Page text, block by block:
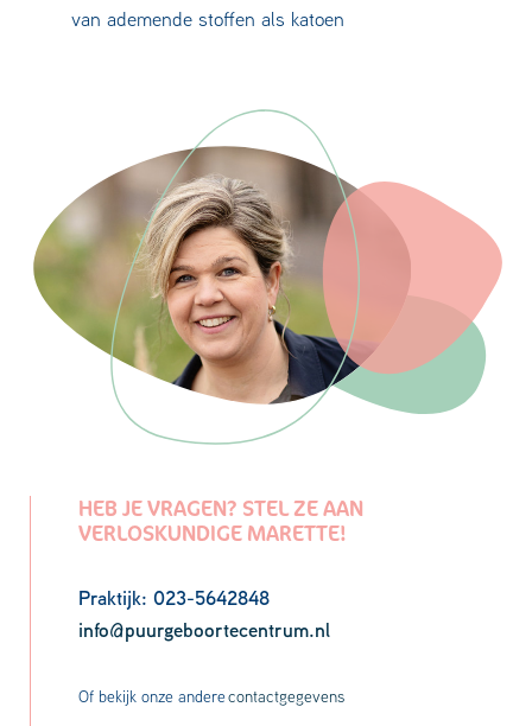
van ademende stoffen als katoen
HEB JE VRAGEN? STEL ZE AAN
VERLOSKUNDIGE MARETTE!
Praktijk: 023-5642848
info@puurgeboortecentrum.nl
Of bekijk onze anderecontactgegevens